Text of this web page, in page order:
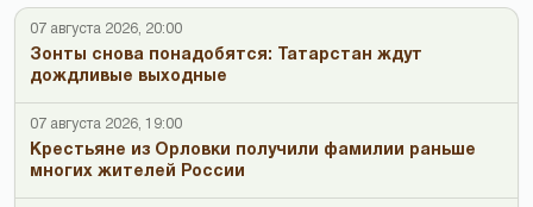
07 августа 2026, 20:00
Зонты снова понадобятся: Татарстан ждут
дождливые выходные
07 августа 2026, 19:00
Крестьяне из Орловки получили фамилии раньше
многих жителей России